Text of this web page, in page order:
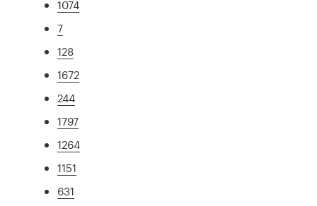
1074
7
128
1672
244
1797
1264
1151
631